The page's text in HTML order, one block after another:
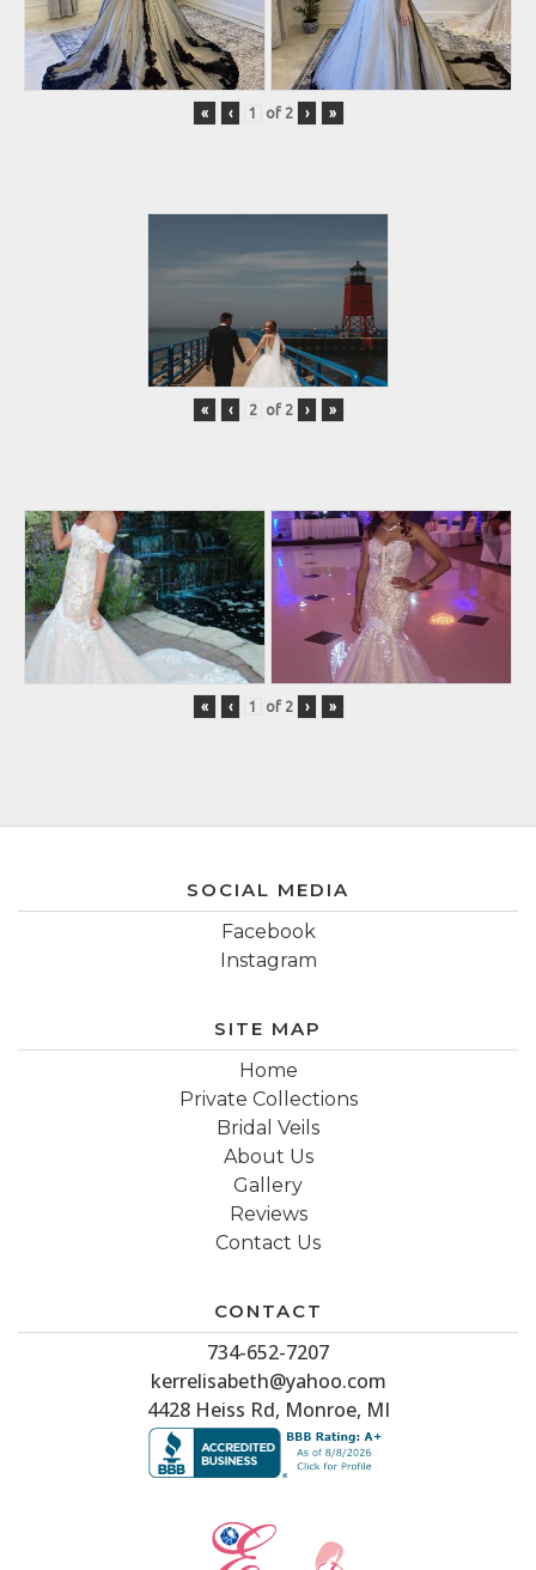
« ‹ of 2 › »
« ‹ of 2 › »
« ‹ of 2 › »
SOCIAL MEDIA
Facebook
Instagram
SITE MAP
Home
Private Collections
Bridal Veils
About Us
Gallery
Reviews
Contact Us
CONTACT
734-652-7207
kerrelisabeth@yahoo.com
4428 Heiss Rd, Monroe, MI